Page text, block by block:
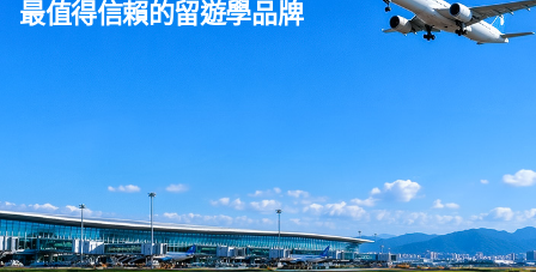
最值得信賴的留遊學品牌